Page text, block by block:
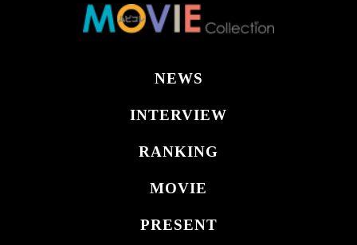
NEWS
INTERVIEW
RANKING
MOVIE
PRESENT